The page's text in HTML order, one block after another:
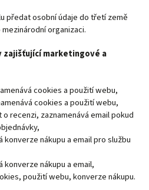
předat osobní údaje do třetí země
organizaci.
zajišťující marketingové a
cookies a použití webu,
cookies a použití webu,
o recenzi, zaznamenává email pokud
konverze nákupu a email pro službu
konverze nákupu a email,
použití webu, konverze nákupu.